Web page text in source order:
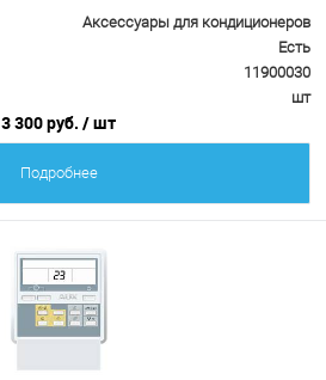
Аксессуары для кондиционеров
Есть
11900030
шт
3 300 руб. / шт
Подробнее